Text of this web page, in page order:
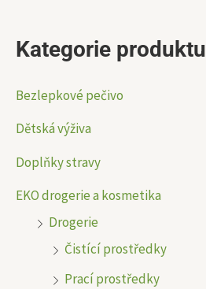
Kategorie produktu
Bezlepkové pečivo
Dětská výživa
Doplňky stravy
EKO drogerie a kosmetika
Drogerie
Čistící prostředky
Prací prostředky